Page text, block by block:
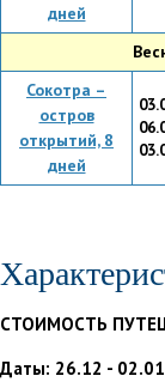
дней
Сокотра –
остров
открытий, 8
дней
СТОИМОСТЬ
Даты: 26.12 -